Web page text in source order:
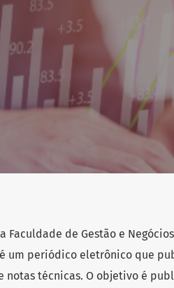
Faculdade de Gestão e Negócios
é um periódico eletrônico que
notas técnicas. O objetivo é